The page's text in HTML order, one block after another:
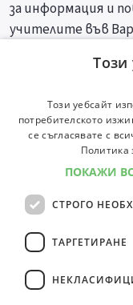
за информация и
учителите във
Специалности
Този
Този уебсайт
потребителското
се съгласявате с
Политика
ПОКАЖИ
СТРОГО
ТАРГЕТИРАНЕ